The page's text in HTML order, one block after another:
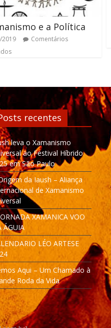
e a Política
2019
Comentários
recentes
leva o Xamanismo
ao Festival Híbrido
em São Paulo
da Iaush – Aliança
de Xamanismo
XAMANICA VOO
ÁGUIA
LÉO ARTESE
Aqui – Um Chamado à
Roda da Vida